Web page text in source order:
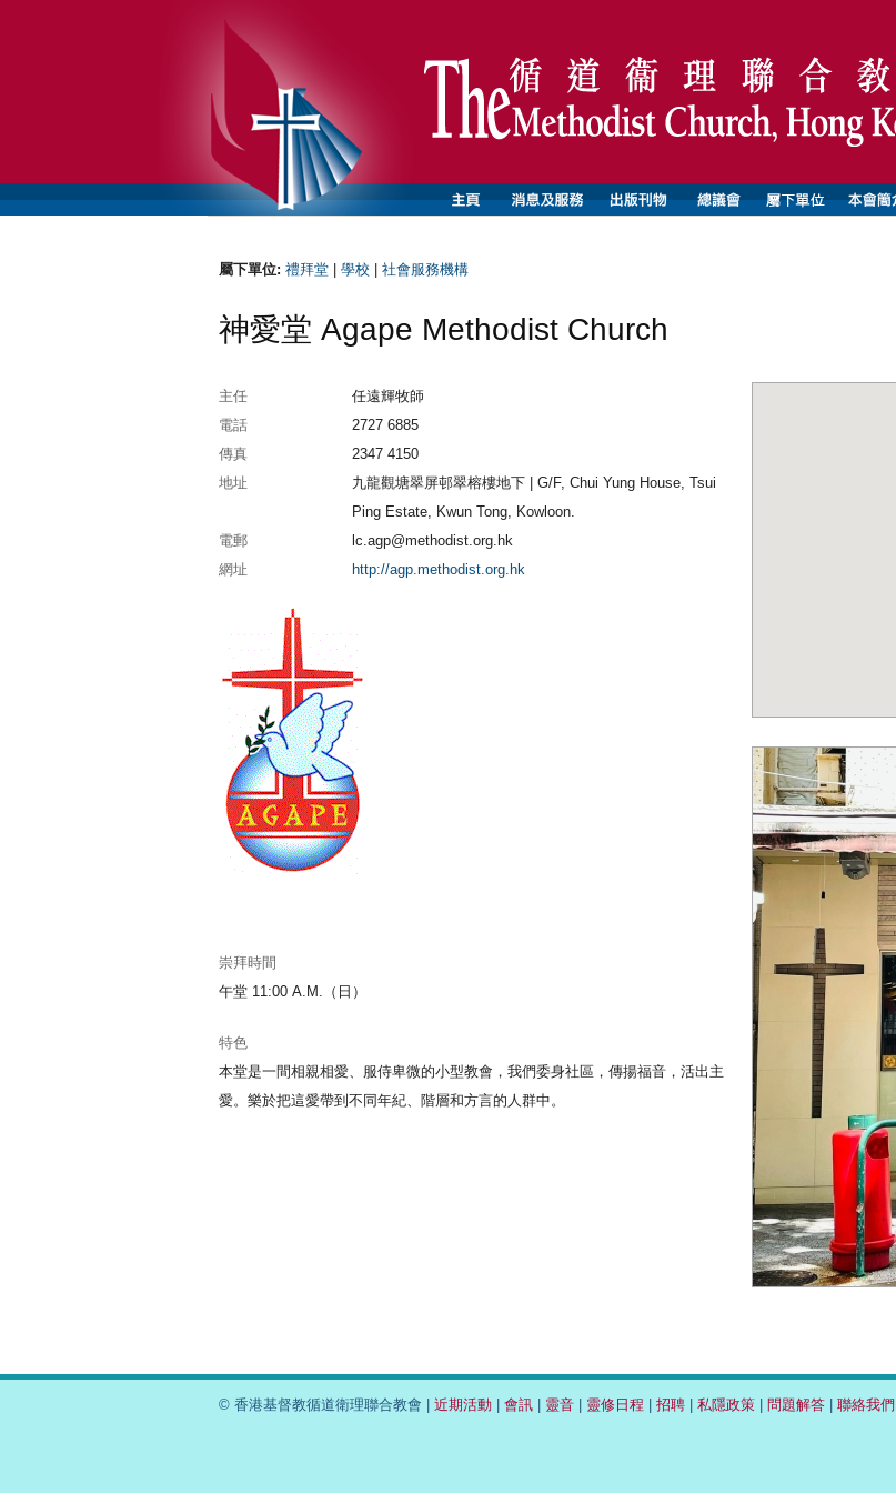
屬下單位: 禮拜堂 學校 社會服務機構
神愛堂 Agape Methodist Church
主任
任遠輝牧師
電話
2727 6885
傳真
2347 4150
地址
九龍觀塘翠屏邨翠榕樓地下 | G/F, Chui Yung House, Tsui
Ping Estate, Kwun Tong, Kowloon.
電郵
lc.agp@methodist.org.hk
網址
http://agp.methodist.org.hk
崇拜時間
午堂 11:00 A.M.（日）
特色
本堂是一間相親相愛、服侍卑微的小型教會，我們委身社區，傳揚福音，活出主
愛。樂於把這愛帶到不同年紀、階層和方言的人群中。
© 香港基督教循道衛理聯合教會 | 近期活動 | 會訊 | 靈音 | 靈修日程 | 招聘 | 私隱政策 | 問題解答 | 聯絡我們